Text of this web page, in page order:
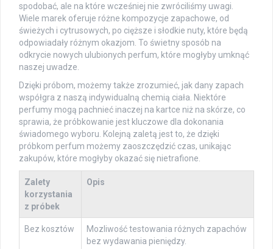
spodobać, ale na które wcześniej nie zwróciliśmy uwagi.
Wiele marek oferuje różne kompozycje zapachowe, od
świeżych i cytrusowych, po cięższe i słodkie nuty, które będą
odpowiadały różnym okazjom. To świetny sposób na
odkrycie nowych ulubionych perfum, które mogłyby umknąć
naszej uwadze.
Dzięki próbom, możemy także zrozumieć, jak dany zapach
współgra z naszą indywidualną chemią ciała. Niektóre
perfumy mogą pachnieć inaczej na kartce niż na skórze, co
sprawia, że próbkowanie jest kluczowe dla dokonania
świadomego wyboru. Kolejną zaletą jest to, że dzięki
próbkom perfum możemy zaoszczędzić czas, unikając
zakupów, które mogłyby okazać się nietrafione.
Zalety
korzystania
z próbek
Opis
Bez kosztów
Mozliwość testowania różnych zapachów
bez wydawania pieniędzy.